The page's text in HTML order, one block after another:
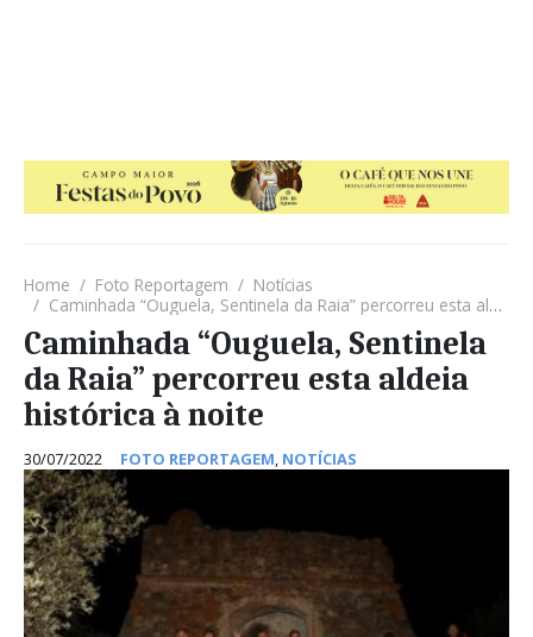
Home Foto Reportagem
Notícias
Caminhada “Ouguela, Sentinela da Raia” percorreu esta aldeia histórica à noite
Caminhada “Ouguela, Sentinela
da Raia” percorreu esta aldeia
histórica à noite
30/07/2022 FOTO REPORTAGEM, NOTÍCIAS